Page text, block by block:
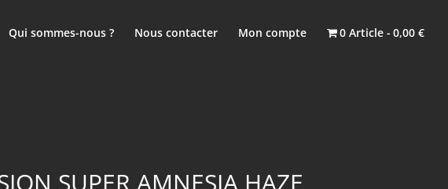
Qui sommes-nous ? Nous contacter Mon compte 0 Article 0,00 €
SUPER AMNESIA HAZE